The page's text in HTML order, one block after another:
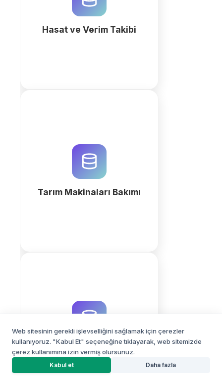
Hasat ve Verim Takibi
analizi yapın ve operasyonel
verimliliği hemen artırın.
Tarım Makinaları Bakımı
QuintaDB ile optimize edin. AI
destekli veritabanı oluşturucu ile
iş emirlerini, stokları ve bakım
takvimlerini yönetin.
İnşaat Proje
Maliyetlendirme
İnşaat projelerinizde maliyet
kontrolü ve hakediş yönetimini
destekli veritabanı ile kârlılığınızı
ve nakit akışınızı koruyun.
YAPAY ZEKA PROJE OLUŞTURUCU
Web sitesinin gerekli işlevselliğini sağlamak için çerezler
kullanıyoruz. "Kabul Et" seçeneğine tıklayarak, web sitemizde
çerez kullanımına izin vermiş olursunuz.
Kabul et Daha fazla